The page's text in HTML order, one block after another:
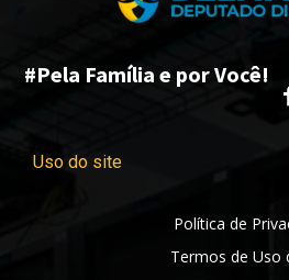
#Pela Família e por Você!
Uso do site
Política de
Termos de Uso